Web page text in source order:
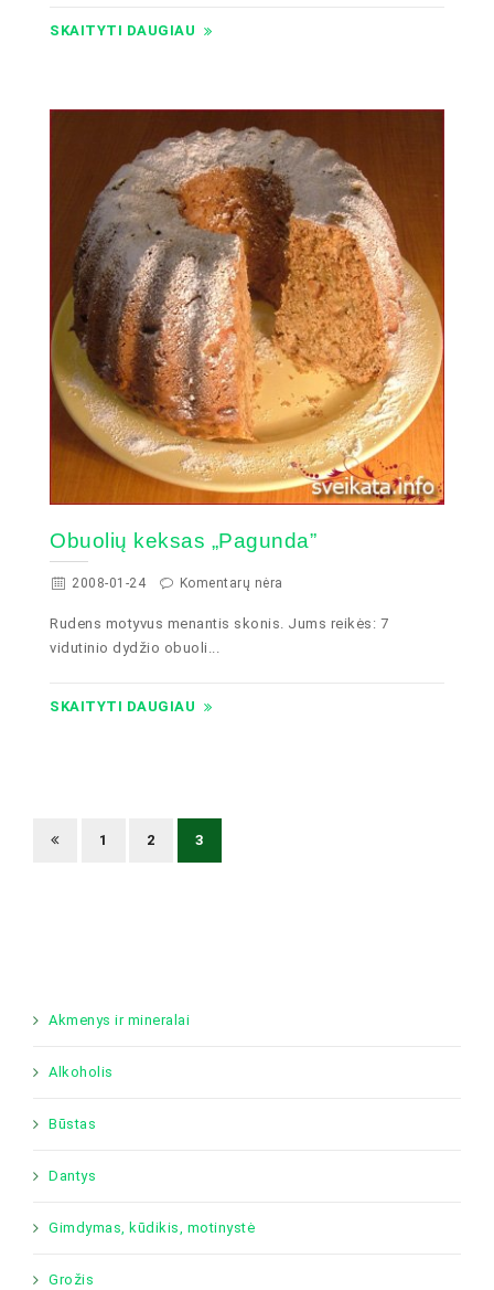
SKAITYTI DAUGIAU
Obuolių keksas „Pagunda”
2008-01-24 Komentarų nėra
Rudens motyvus menantis skonis. Jums reikės: 7
vidutinio dydžio obuoli...
SKAITYTI DAUGIAU
1 2 3
Akmenys ir mineralai
Alkoholis
Būstas
Dantys
Gimdymas, kūdikis, motinystė
Grožis